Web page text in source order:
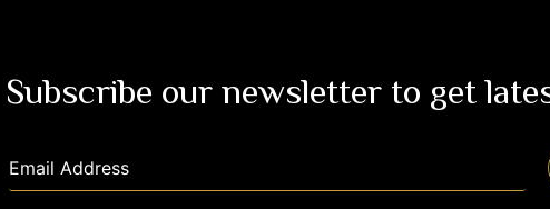
Subscribe our newsletter to get